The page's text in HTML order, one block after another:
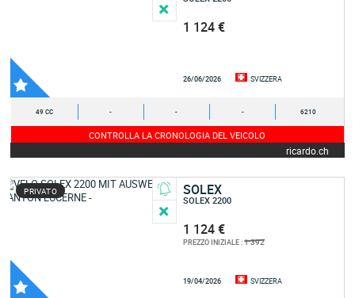
1 124 €
26/06/2026 SVIZZERA
49 CC - - - 6210
CONTROLLA LA CRONOLOGIA DEL VEICOLO
ricardo.ch
PRIVATO SOLEX
SOLEX 2200
1 124 €
PREZZO INIZIALE :1 392
19/04/2026 SVIZZERA